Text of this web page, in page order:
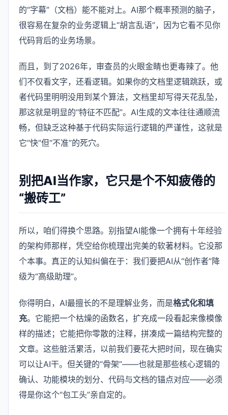
的“字幕”（文档）能不能对上。AI那个概率预测的脑子，
很容易在复杂的业务逻辑上“胡言乱语”，因为它看不见你
代码背后的业务场景。
而且，到了2026年，审查员的火眼金睛也更毒辣了。他
们不仅看文字，还看逻辑。如果你的文档里逻辑跳跃，或
者代码里明明没用到某个算法，文档里却写得天花乱坠，
那这就是明显的“特征不匹配”。AI生成的文本往往通顺流
畅，但缺乏这种基于代码实际运行逻辑的严谨性，这就是
它“快”但“不准”的死穴。
别把AI当作家，它只是个不知疲倦的
“搬砖工”
所以，咱们得换个思路。别指望AI能像一个拥有十年经验
的架构师那样，凭空给你梳理出完美的软著材料。它没那
个本事。真正的认知纠偏在于：我们要把AI从“创作者”降
级为“高级助理”。
你得明白，AI最擅长的不是理解业务，而是格式化和填
充。它能把一个枯燥的函数名，扩充成一段看起来像模像
样的描述；它能把你零散的注释，拼凑成一篇结构完整的
文章。这些脏活累活，以前我们要花大把时间，现在确实
可以让AI干。但关键的“骨架”——也就是那些核心逻辑的
确认、功能模块的划分、代码与文档的锚点对应——必须
得是你这个“包工头”亲自定的。